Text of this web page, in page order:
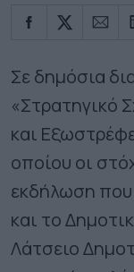
Σε δημόσια
«Στρατηγικό
και
οποίου οι
εκδήλωση
και το
Λάτσειο